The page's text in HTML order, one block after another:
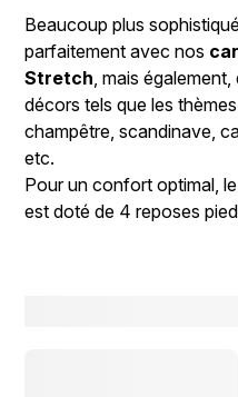
Beaucoup plus
parfaitement avec nos
Stretch , mais
décors tels que les
champêtre, scandinave,
etc.
Pour un confort optimal, le
est doté de 4 reposes